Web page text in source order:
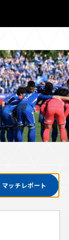
ンラインストア
マッチレポート